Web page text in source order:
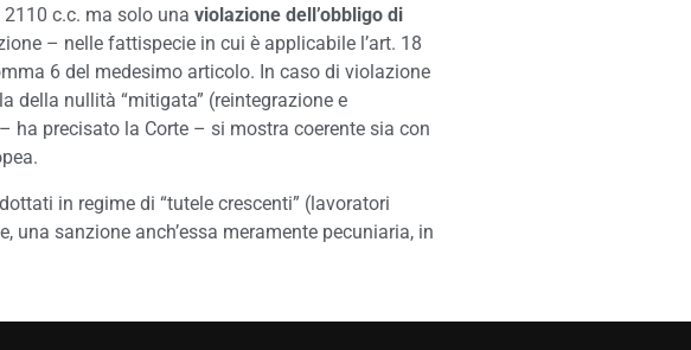
c.c. ma solo una violazione dell’obbligo di
– nelle fattispecie in cui è applicabile l’art. 18
6 del medesimo articolo. In caso di violazione
della nullità “mitigata” (reintegrazione e
ha precisato la Corte – si mostra coerente sia con
in regime di “tutele crescenti” (lavoratori
sanzione anch’essa meramente pecuniaria, in